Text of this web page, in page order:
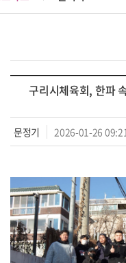
구리시체육회, 한파
문정기 2026-01-26